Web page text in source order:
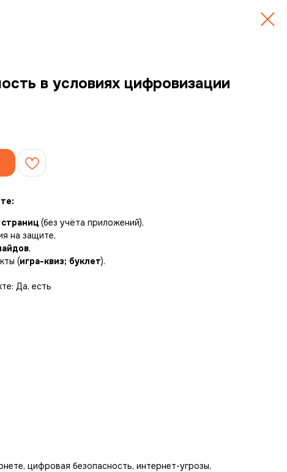
в условиях цифровизации
(без учёта приложений),
на защите,
,
(игра-квиз; буклет).
Да, есть
цифровая безопасность, интернет-угрозы,